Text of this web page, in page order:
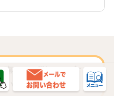
事でお悩みの方は